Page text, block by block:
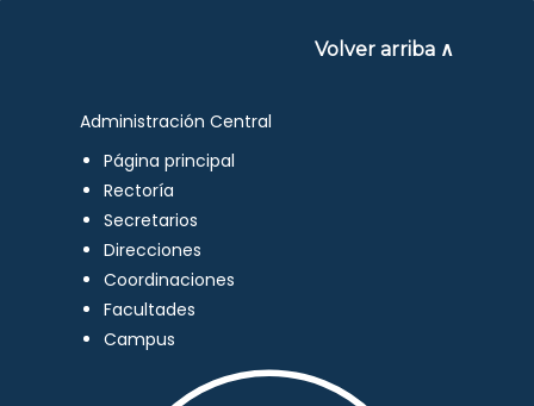
Volver arriba ∧
Administración Central
Página principal
Rectoría
Secretarios
Direcciones
Coordinaciones
Facultades
Campus